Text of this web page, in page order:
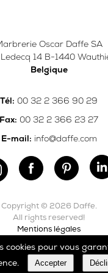
Oscar Daffe SA
14 B-1440
Belgique
Tél: 00 32 2 366 90 29
Fax: 00 32 2 366 23 27
E-mail: info@daffe.com
Copyright © 2026 Daffe.
All rights reserved!
Mentions légales
crafted byErgonomic
cookies pour vous
Accepter